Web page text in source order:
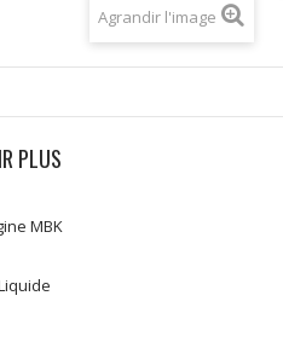
Agrandir l'image
PLUS
MBK